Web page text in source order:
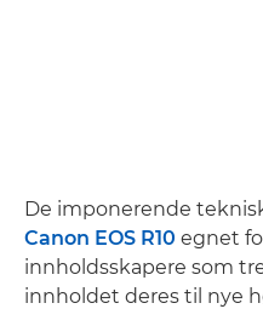
De imponerende
Canon EOS R10 egnet
innholdsskapere som
innholdet deres til nye